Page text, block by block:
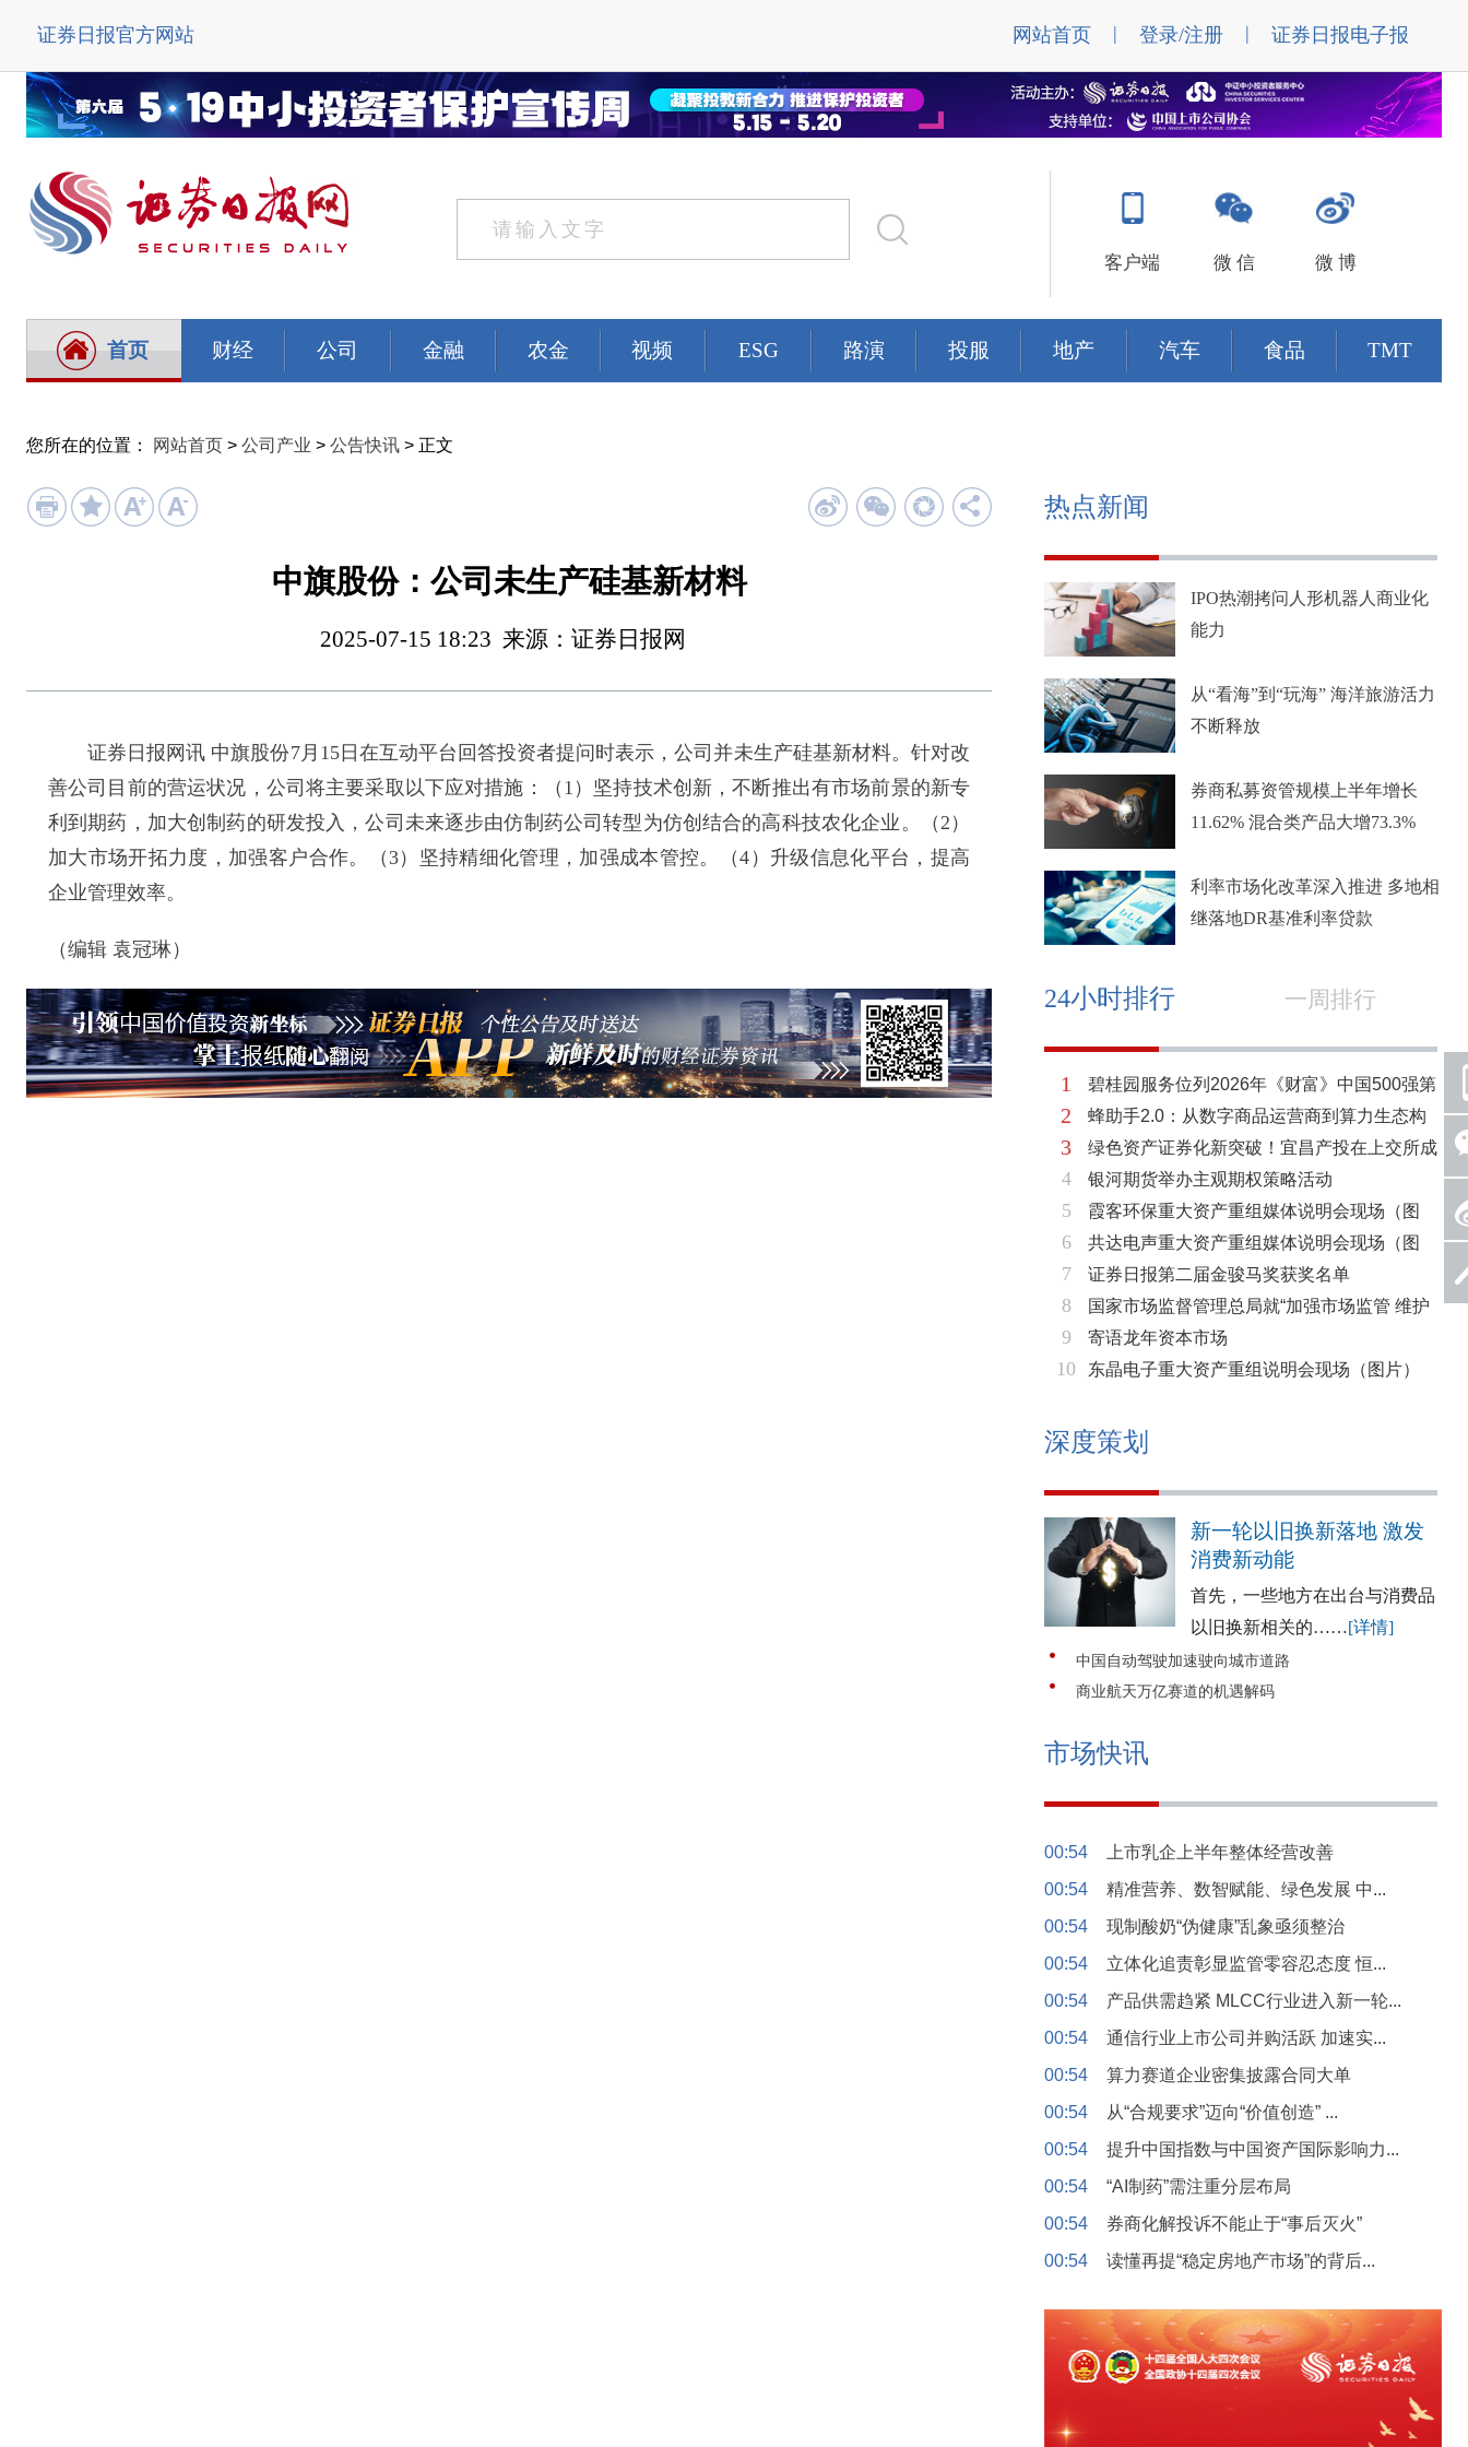
证券日报官方网站 网站首页 | 登录/注册 | 证券日报电子报
客户端 微 信 微 博
首页 财经 公司 金融 农金 视频 ESG 路演 投服 地产 汽车 食品 TMT
您所在的位置： 网站首页 > 公司产业 > 公告快讯 > 正文
中旗股份：公司未生产硅基新材料
2025-07-15 18:23 来源：证券日报网
证券日报网讯 中旗股份7月15日在互动平台回答投资者提问时表示，公司并未生产硅基新材料。针对改
善公司目前的营运状况，公司将主要采取以下应对措施：（1）坚持技术创新，不断推出有市场前景的新专
利到期药，加大创制药的研发投入，公司未来逐步由仿制药公司转型为仿创结合的高科技农化企业。（2）
加大市场开拓力度，加强客户合作。（3）坚持精细化管理，加强成本管控。（4）升级信息化平台，提高
企业管理效率。
（编辑 袁冠琳）
热点新闻
IPO热潮拷问人形机器人商业化
能力
从“看海”到“玩海” 海洋旅游活力
不断释放
券商私募资管规模上半年增长
11.62% 混合类产品大增73.3%
利率市场化改革深入推进 多地相
继落地DR基准利率贷款
24小时排行 一周排行
1
2
3
4
5
6
7
8
9
10
碧桂园服务位列2026年《财富》中国500强第
321位 排名稳步上升彰显发展韧性
蜂助手2.0：从数字商品运营商到算力生态构
建者的跃迁
绿色资产证券化新突破！宜昌产投在上交所成
功发行全国首单工业园区蒸汽供热ABS
银河期货举办主观期权策略活动
霞客环保重大资产重组媒体说明会现场（图
片）
共达电声重大资产重组媒体说明会现场（图
片）
证券日报第二届金骏马奖获奖名单
国家市场监督管理总局就“加强市场监管 维护
市场秩序”答记者问
寄语龙年资本市场
东晶电子重大资产重组说明会现场（图片）
深度策划
新一轮以旧换新落地 激发
消费新动能
首先，一些地方在出台与消费品
以旧换新相关的……[详情]
中国自动驾驶加速驶向城市道路
商业航天万亿赛道的机遇解码
市场快讯
00:54
上市乳企上半年整体经营改善
00:54
精准营养、数智赋能、绿色发展 中...
00:54
现制酸奶“伪健康”乱象亟须整治
00:54
立体化追责彰显监管零容忍态度 恒...
00:54
产品供需趋紧 MLCC行业进入新一轮...
00:54
通信行业上市公司并购活跃 加速实...
00:54
算力赛道企业密集披露合同大单
00:54
从“合规要求”迈向“价值创造” ...
00:54
提升中国指数与中国资产国际影响力...
00:54
“AI制药”需注重分层布局
00:54
券商化解投诉不能止于“事后灭火”
00:54
读懂再提“稳定房地产市场”的背后...